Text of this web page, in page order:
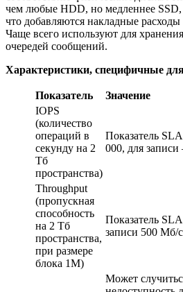
чем любые HDD, но медленнее SSD,
что добавляются накладные
Чаще всего используют для
очередей сообщений.
Характеристики, специфичные
Показатель
Значение
IOPS
(количество
операций в
секунду на 2
Тб
пространства)
Показатель
000, для
Throughput
(пропускная
способность
на 2 Тб
пространства,
при размере
блока 1М)
Показатель
записи 500 Мб/
Может